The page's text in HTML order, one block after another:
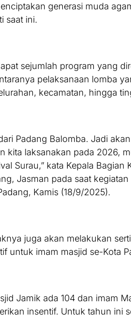
generasi muda
saat ini.
sejumlah program yang
pelaksanaan lomba
kecamatan, hingga
Padang Balomba. Jadi
kita laksanakan pada 2026,
Surau,” kata Kepala Bagian
Jasman pada saat
Kamis (18/9/2025).
juga akan melakukan
untuk imam masjid se-Kota
Jamik ada 104 dan imam
insentif. Untuk tahun ini